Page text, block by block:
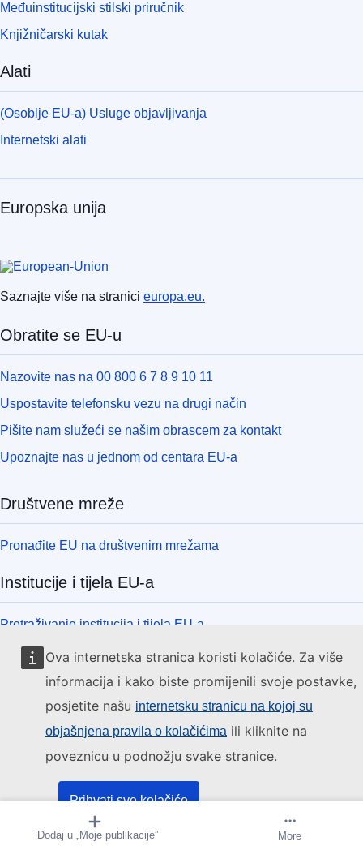
Ova internetska stranica koristi kolačiće. Za više
informacija i kako biste promijenili svoje postavke,
posjetite našu internetsku stranicu na kojoj su
objašnjena pravila o kolačićima ili kliknite na
poveznicu u podnožju svake stranice.
Prihvati sve kolačiće
Prihvati samo neophodne kolačiće
Dodaj u „Moje publikacije” Stvori obavijest
More
Međuinstitucijski stilski priručnik
Knjižničarski kutak
Alati
(Osoblje EU-a) Usluge objavljivanja
Internetski alati
Europska unija
Saznajte više na stranici europa.eu.
Obratite se EU-u
Nazovite nas na 00 800 6 7 8 9 10 11
Uspostavite telefonsku vezu na drugi način
Pišite nam služeći se našim obrascem za kontakt
Upoznajte nas u jednom od centara EU-a
Društvene mreže
Pronađite EU na društvenim mrežama
Institucije i tijela EU-a
Pretraživanje institucija i tijela EU-a